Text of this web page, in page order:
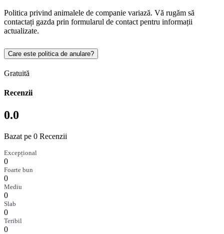
Politica privind animalele de companie variază. Vă rugăm să
contactați gazda prin formularul de contact pentru informații
actualizate.
Care este politica de anulare?
Gratuită
Recenzii
0.0
Bazat pe 0 Recenzii
Excepțional
0
Foarte bun
0
Mediu
0
Slab
0
Teribil
0